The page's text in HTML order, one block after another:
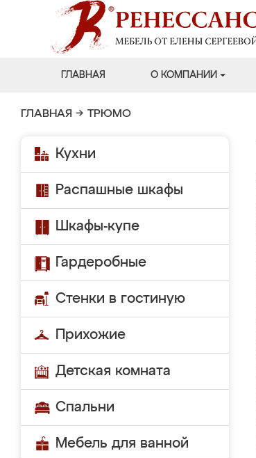
ГЛАВНАЯ О КОМПАНИИ
ГЛАВНАЯ → ТРЮМО
Кухни
Распашные шкафы
Шкафы-купе
Гардеробные
Стенки в гостиную
Прихожие
Детская комната
Спальни
Мебель для ванной